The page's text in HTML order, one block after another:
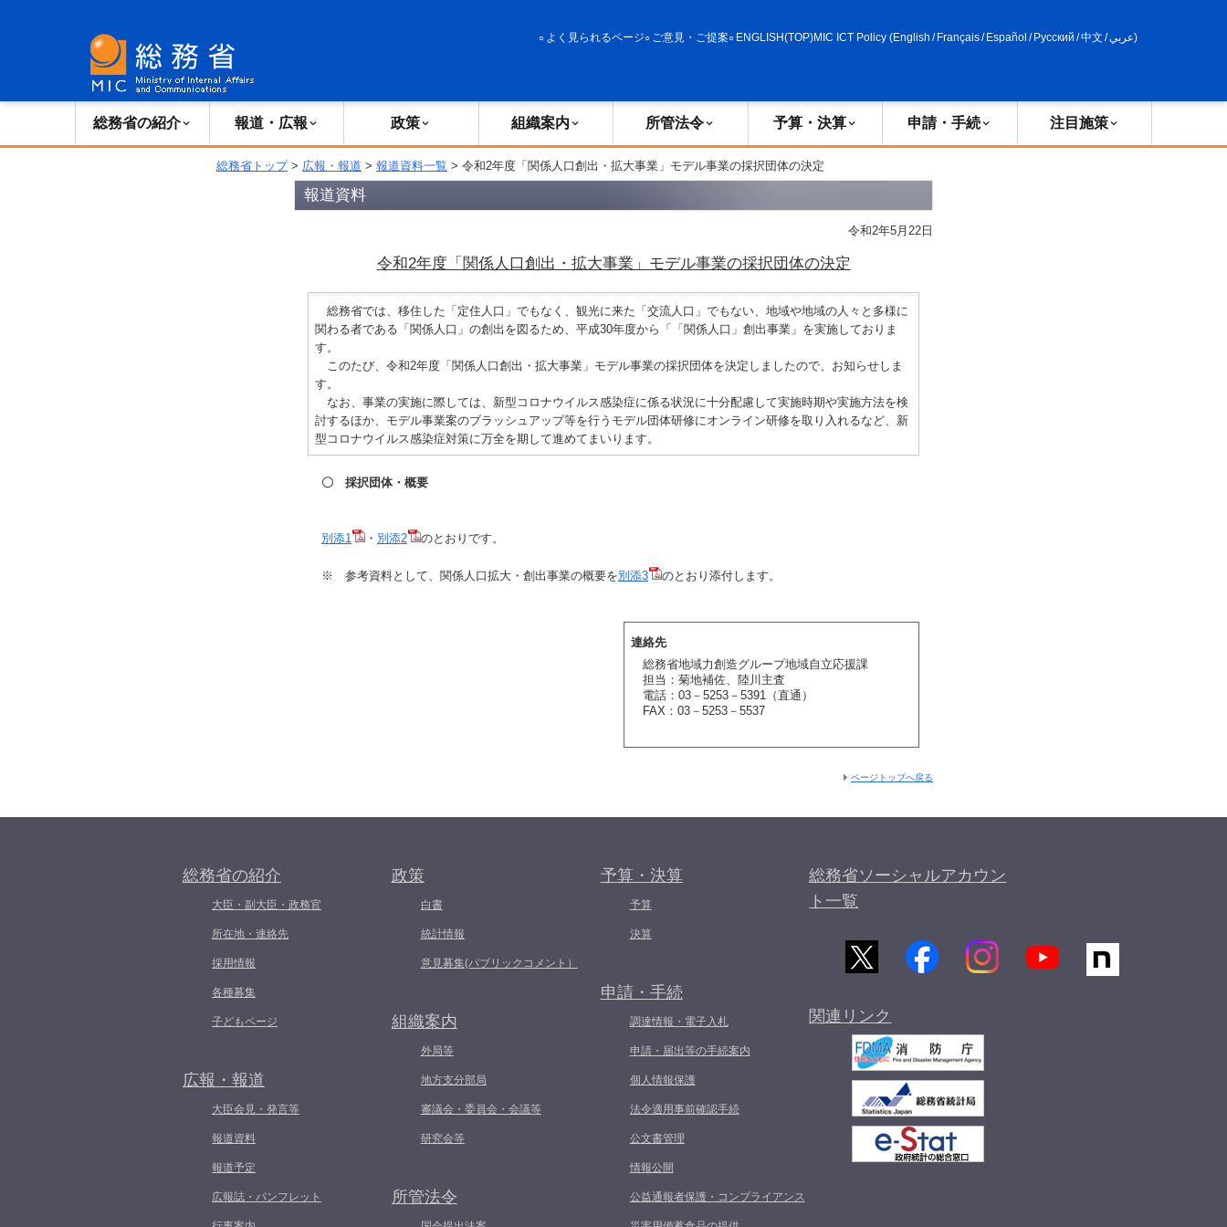
よく見られるページ ご意見・ご提案 ENGLISH(TOP)MIC ICT Policy (English / Français/ Español / Русский /中文 /عربي)
総務省の紹介 報道・広報 政策 組織案内 所管法令 予算・決算 申請・手続 注目施策
総務省トップ> 広報・報道 > 報道資料一覧 > 令和2年度「関係人口創出・拡大事業」モデル事業の採択団体の決定
報道資料
令和2年5月22日
令和2年度「関係人口創出・拡大事業」モデル事業の採択団体の決定
総務省では、移住した「定住人口」でもなく、観光に来た「交流人口」でもない、地域や地域の人々と多様に
関わる者である「関係人口」の創出を図るため、平成30年度から「「関係人口」創出事業」を実施しておりま
す。
このたび、令和2年度「関係人口創出・拡大事業」モデル事業の採択団体を決定しましたので、お知らせしま
す。
なお、事業の実施に際しては、新型コロナウイルス感染症に係る状況に十分配慮して実施時期や実施方法を検
討するほか、モデル事業案のブラッシュアップ等を行うモデル団体研修にオンライン研修を取り入れるなど、新
型コロナウイルス感染症対策に万全を期して進めてまいります。
〇 採択団体・概要
別添1 ・ 別添2 のとおりです。
※ 参考資料として、関係人口拡大・創出事業の概要を別添3 のとおり添付します。
連絡先
総務省地域力創造グループ地域自立応援課
担当：菊地補佐、陸川主査
電話：03－5253－5391（直通）
FAX：03－5253－5537
ページトップへ戻る
総務省の紹介
大臣・副大臣・政務官
所在地・連絡先
採用情報
各種募集
子どもページ
広報・報道
大臣会見・発言等
報道資料
報道予定
広報誌・パンフレット
政策
白書
統計情報
意見募集(パブリックコメント）
組織案内
外局等
地方支分部局
審議会・委員会・会議等
研究会等
所管法令
予算・決算
予算
決算
申請・手続
調達情報・電子入札
申請・届出等の手続案内
個人情報保護
法令適用事前確認手続
公文書管理
情報公開
公益通報者保護・コンプライアンス
総務省ソーシャルアカウン
ト一覧
関連リンク